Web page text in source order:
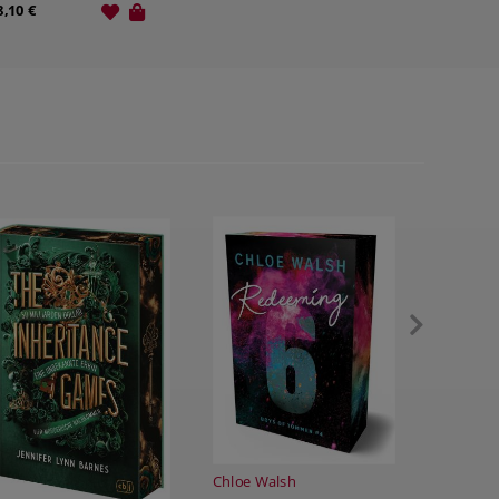
Walsh
Liana Cincotti